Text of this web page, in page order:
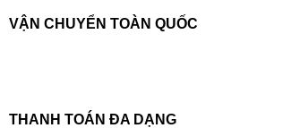
VẬN CHUYỂN TOÀN QUỐC
THANH TOÁN ĐA DẠNG